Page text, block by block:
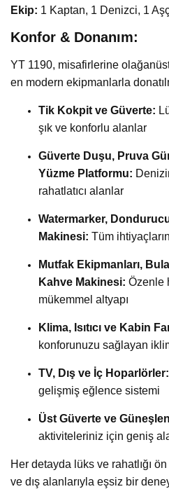
Ekip: 1 Kaptan, 1 Denizci, 1
Konfor & Donanım:
YT 1190, misafirlerine
en modern ekipmanlarla
Tik Kokpit ve Güverte:
şık ve konforlu alanlar
Güverte Duşu, Pruva
Yüzme Platformu:
rahatlatıcı alanlar
Watermarker,
Makinesi: Tüm
Mutfak Ekipmanları,
Kahve Makinesi: Özenle
mükemmel altyapı
Klima, Isıtıcı ve Kabin
konforunuzu sağlayan
TV, Dış ve İç Hoparlörler:
gelişmiş eğlence sistemi
Üst Güverte ve
aktiviteleriniz için geniş
Her detayda lüks ve rahatlığı
ve dış alanlarıyla eşsiz bir